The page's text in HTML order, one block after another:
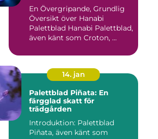
En Övergripande, Grundlig
Översikt över Hanabi
Palettblad Hanabi Palettblad,
även känt som Croton, ...
14. jan
Palettblad Piñata: En
färgglad skatt för
trädgården
Introduktion: Palettblad
Piñata, även känt som